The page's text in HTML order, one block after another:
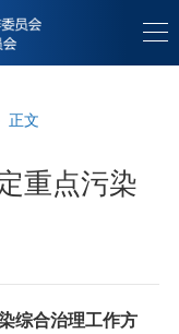
正文
重点污染
合治理工作方